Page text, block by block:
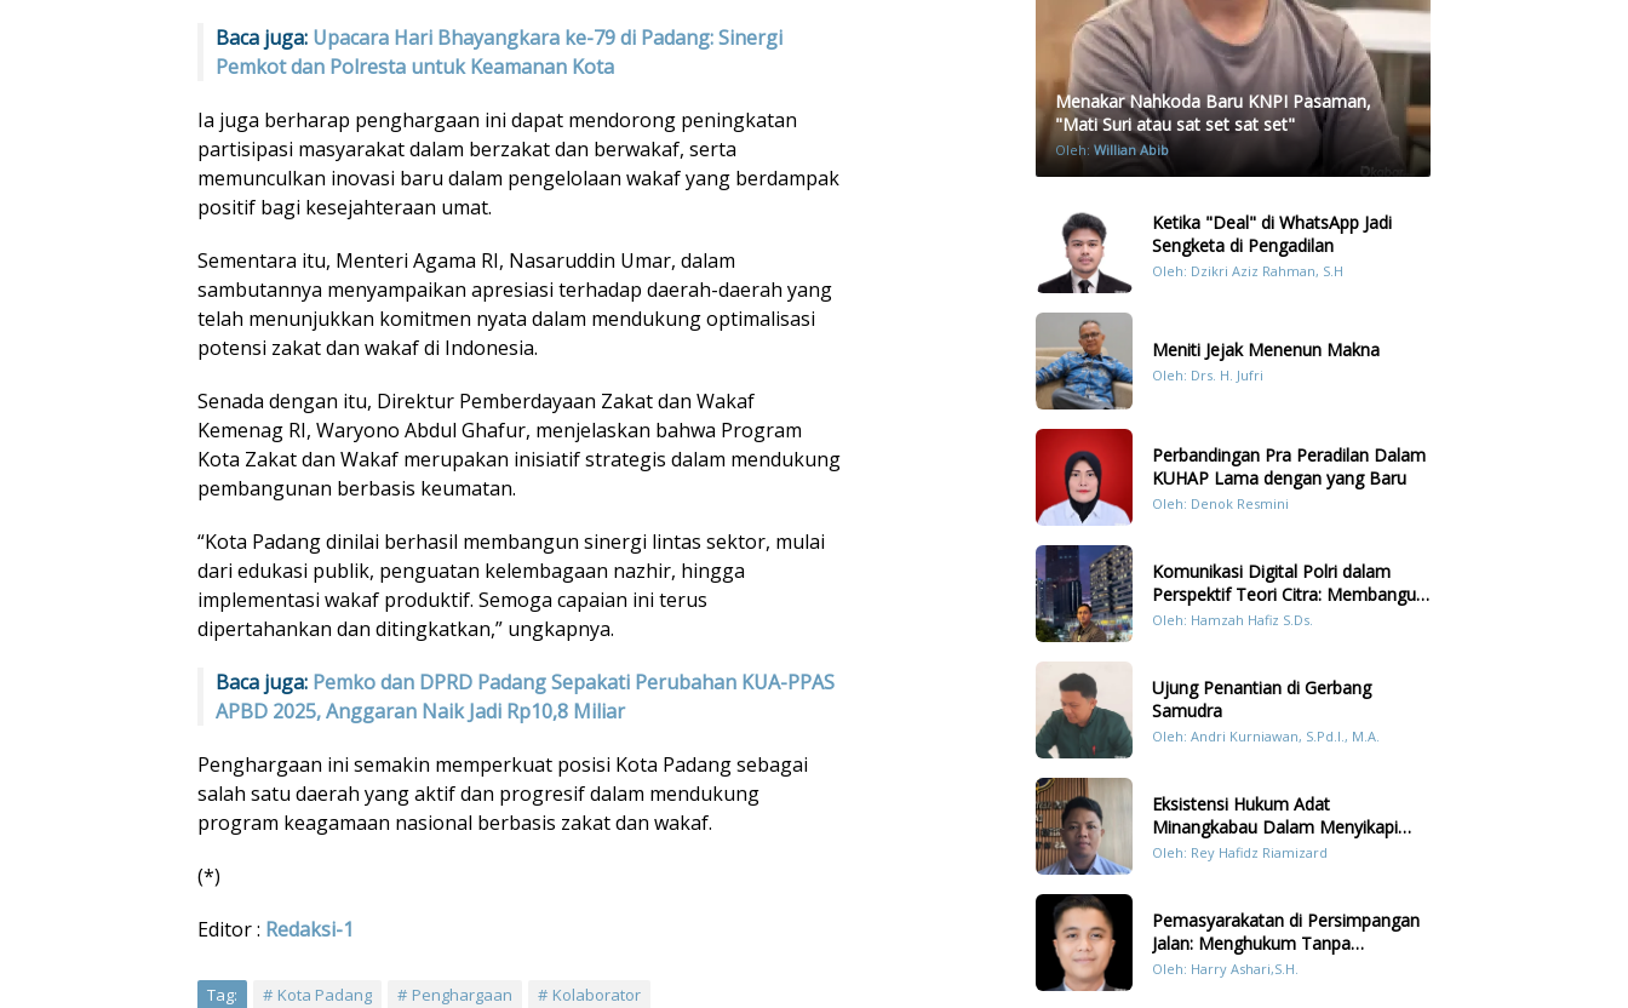
Baca juga: Upacara Hari Bhayangkara ke-79 di Padang: Sinergi
Pemkot dan Polresta untuk Keamanan Kota
Ia juga berharap penghargaan ini dapat mendorong peningkatan
partisipasi masyarakat dalam berzakat dan berwakaf, serta
memunculkan inovasi baru dalam pengelolaan wakaf yang berdampak
positif bagi kesejahteraan umat.
Sementara itu, Menteri Agama RI, Nasaruddin Umar, dalam
sambutannya menyampaikan apresiasi terhadap daerah-daerah yang
telah menunjukkan komitmen nyata dalam mendukung optimalisasi
potensi zakat dan wakaf di Indonesia.
Senada dengan itu, Direktur Pemberdayaan Zakat dan Wakaf
Kemenag RI, Waryono Abdul Ghafur, menjelaskan bahwa Program
Kota Zakat dan Wakaf merupakan inisiatif strategis dalam mendukung
pembangunan berbasis keumatan.
“Kota Padang dinilai berhasil membangun sinergi lintas sektor, mulai
dari edukasi publik, penguatan kelembagaan nazhir, hingga
implementasi wakaf produktif. Semoga capaian ini terus
dipertahankan dan ditingkatkan,” ungkapnya.
Baca juga: Pemko dan DPRD Padang Sepakati Perubahan KUA-PPAS
APBD 2025, Anggaran Naik Jadi Rp10,8 Miliar
Penghargaan ini semakin memperkuat posisi Kota Padang sebagai
salah satu daerah yang aktif dan progresif dalam mendukung
program keagamaan nasional berbasis zakat dan wakaf.
(*)
Editor : Redaksi-1
Tag: Kota Padang Penghargaan
Kolaborator
Menakar Nahkoda Baru KNPI Pasaman,
"Mati Suri atau sat set sat set"
Oleh: Willian Abib
Ketika "Deal" di WhatsApp Jadi
Sengketa di Pengadilan
Oleh: Dzikri Aziz Rahman, S.H
Meniti Jejak Menenun Makna
Oleh: Drs. H. Jufri
Perbandingan Pra Peradilan Dalam
KUHAP Lama dengan yang Baru
Oleh: Denok Resmini
Komunikasi Digital Polri dalam
Perspektif Teori Citra: Membangun
Kepercayaan Publik Melalui Konten
Oleh: Hamzah Hafiz S.Ds.
Ujung Penantian di Gerbang
Samudra
Oleh: Andri Kurniawan, S.Pd.I., M.A.
Eksistensi Hukum Adat
Minangkabau Dalam Menyikapi
Prilaku LGBT Analisis Perbandingan
Oleh: Rey Hafidz Riamizard
Pemasyarakatan di Persimpangan
Jalan: Menghukum Tanpa
Memulihkan?
Oleh: Harry Ashari,S.H.